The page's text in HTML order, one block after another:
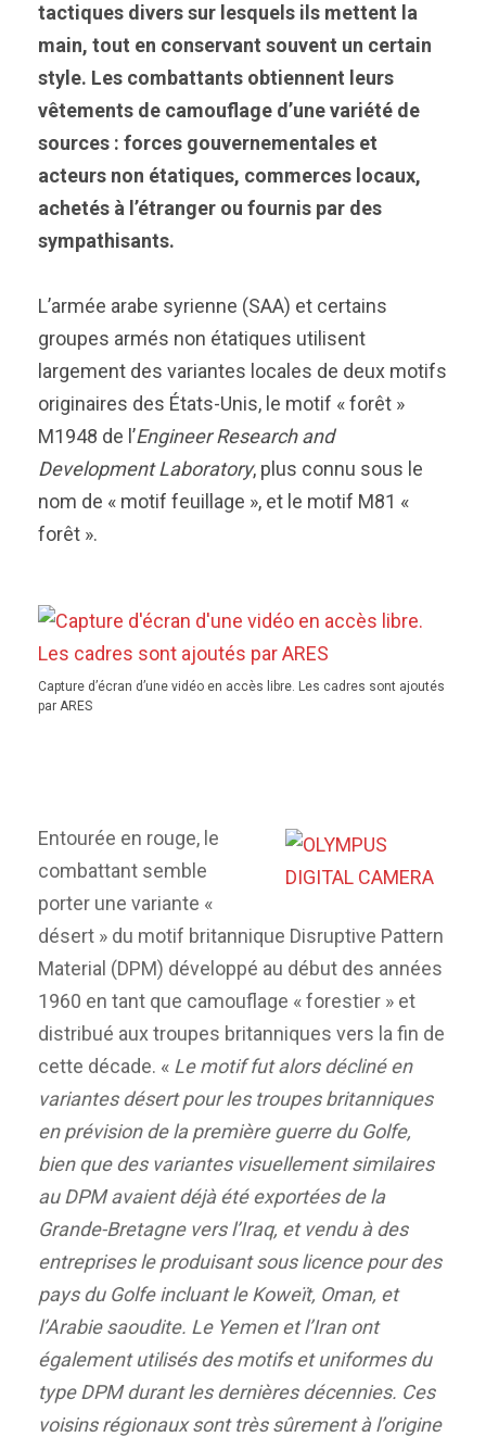
tactiques divers sur lesquels ils mettent la
main, tout en conservant souvent un certain
style. Les combattants obtiennent leurs
vêtements de camouflage d’une variété de
sources : forces gouvernementales et
acteurs non étatiques, commerces locaux,
achetés à l’étranger ou fournis par des
sympathisants.
L’armée arabe syrienne (SAA) et certains
groupes armés non étatiques utilisent
largement des variantes locales de deux motifs
originaires des États-Unis, le motif « forêt »
M1948 de l’Engineer Research and
Development Laboratory, plus connu sous le
nom de « motif feuillage », et le motif M81 «
forêt ».
Capture d’écran d’une vidéo en accès libre. Les cadres sont ajoutés
par ARES
Entourée en rouge, le
combattant semble
porter une variante «
désert » du motif britannique Disruptive Pattern
Material (DPM) développé au début des années
1960 en tant que camouflage « forestier » et
distribué aux troupes britanniques vers la fin de
cette décade. « Le motif fut alors décliné en
variantes désert pour les troupes britanniques
en prévision de la première guerre du Golfe,
bien que des variantes visuellement similaires
au DPM avaient déjà été exportées de la
Grande-Bretagne vers l’Iraq, et vendu à des
entreprises le produisant sous licence pour des
pays du Golfe incluant le Koweït, Oman, et
l’Arabie saoudite. Le Yemen et l’Iran ont
également utilisés des motifs et uniformes du
type DPM durant les dernières décennies. Ces
voisins régionaux sont très sûrement à l’origine